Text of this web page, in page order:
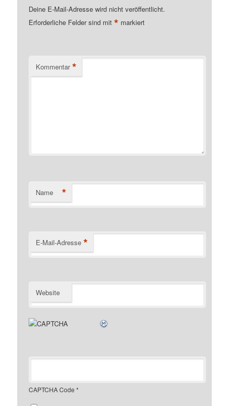
Deine E-Mail-Adresse wird nicht veröffentlicht.
Erforderliche Felder sind mit* markiert
Kommentar *
Name *
E-Mail-Adresse *
Website
CAPTCHA Code *